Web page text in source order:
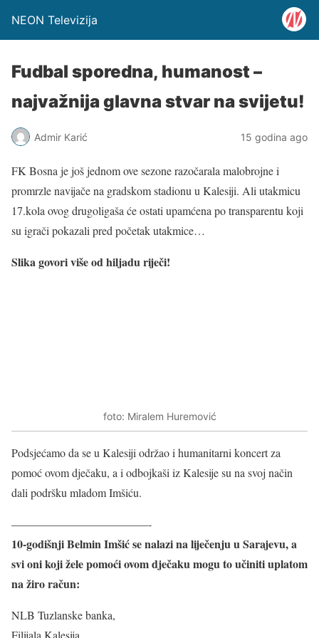
NEON Televizija
Fudbal sporedna, humanost –
najvažnija glavna stvar na svijetu!
Admir Karić 15 godina ago
FK Bosna je još jednom ove sezone razočarala malobrojne i
promrzle navijače na gradskom stadionu u Kalesiji. Ali utakmicu
17.kola ovog drugoligaša će ostati upamćena po transparentu koji
su igrači pokazali pred početak utakmice…
Slika govori više od hiljadu riječi!
foto: Miralem Huremović
Podsjećamo da se u Kalesiji održao i humanitarni koncert za
pomoć ovom dječaku, a i odbojkaši iz Kalesije su na svoj način
dali podršku mladom Imšiću.
————————————-
10-godišnji Belmin Imšić se nalazi na liječenju u Sarajevu, a
svi oni koji žele pomoći ovom dječaku mogu to učiniti uplatom
na žiro račun:
NLB Tuzlanske banka,
Filijala Kalesija